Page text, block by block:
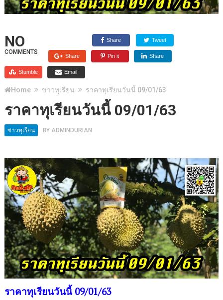
NO
COMMENTS
Share Tweet
Share Pin it Share
Stumble Email
Home ข่าวทุเรียน ราคาทุเรียนวันนี้ 09/01/63
ราคาทุเรียนวันนี้ 09/01/63
ข่าวทุเรียน BY ADMINDURIAN
ราคาทุเรียนวันนี้ 09/01/63